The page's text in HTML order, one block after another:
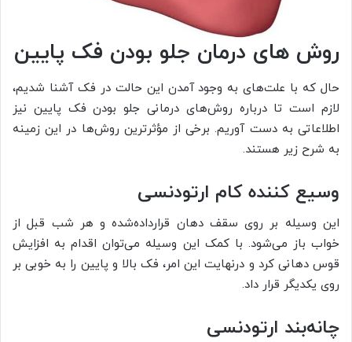
روش های درمان جلو بودن فک پایین
حال که با علت‌های به وجود آمدن این حالت در فک آشنا شدیم،
لازم است تا درباره روش‌های درمانی جلو بودن فک پایین نیز
اطلاعاتی به دست آوریم. برخی از مؤثرترین روش‌ها در این زمینه
به شرح زیر هستند.
وسیع کننده کام ارتودنسی
این وسیله بر روی سقف دهان قرارداده‌شده و هر شب قبل از
خواب باز می‌شود. با کمک این وسیله می‌توان اقدام به افزایش
قوس دهانی کرد و درنهایت این امر، فک بالا و پایین را به خوبی بر
روی یکدیگر قرار داد.
چانه‌بند ارتودنسی